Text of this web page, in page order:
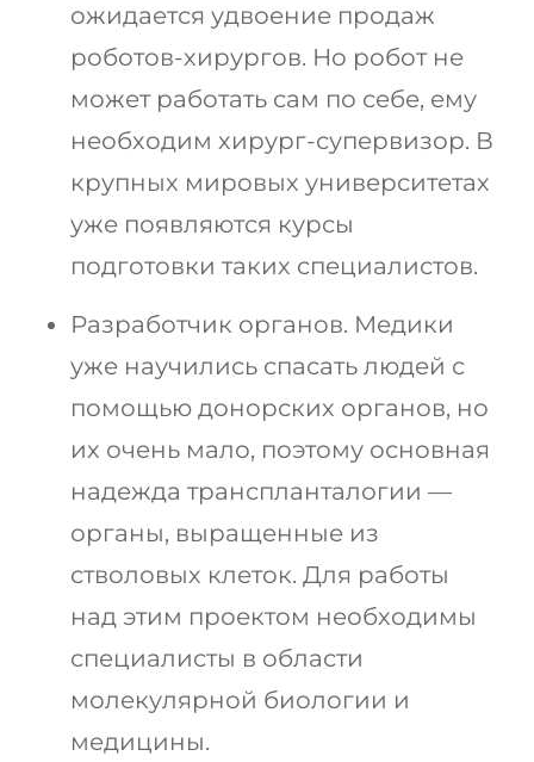
ожидается удвоение продаж
роботов-хирургов. Но робот не
может работать сам по себе, ему
необходим хирург-супервизор. В
крупных мировых университетах
уже появляются курсы
подготовки таких специалистов.
Разработчик органов. Медики
уже научились спасать людей с
помощью донорских органов, но
их очень мало, поэтому основная
надежда транспланталогии —
органы, выращенные из
стволовых клеток. Для работы
над этим проектом необходимы
специалисты в области
молекулярной биологии и
медицины.